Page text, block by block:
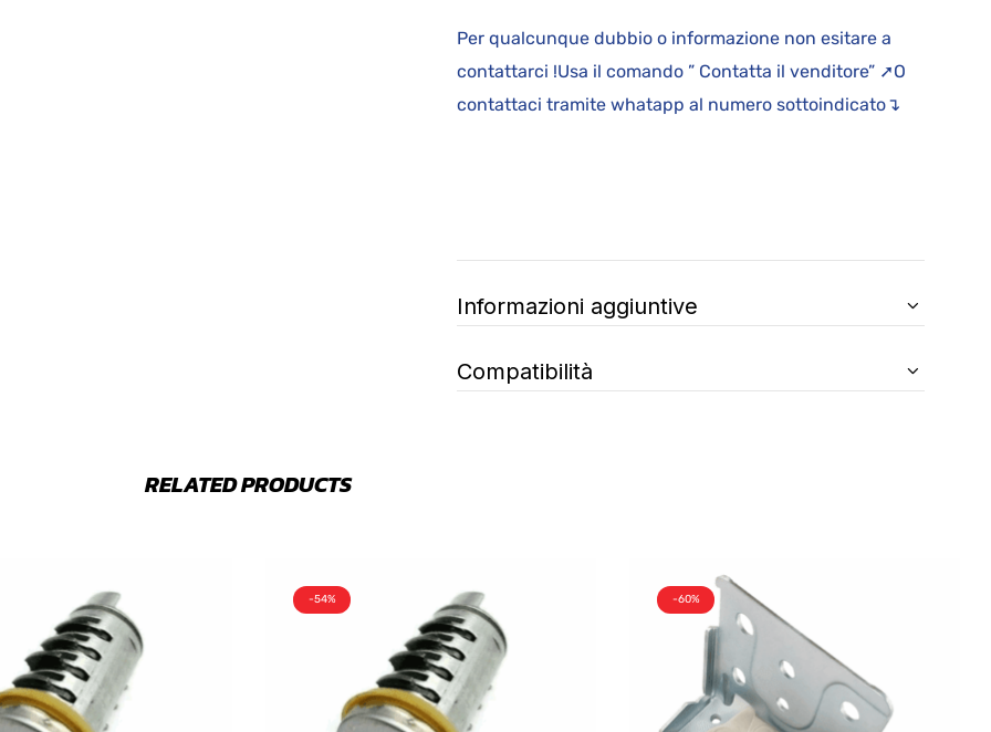
Per qualcunque dubbio o informazione non esitare a
contattarci !Usa il comando ” Contatta il venditore” ➚O
contattaci tramite whatapp al numero sottoindicato↴
Informazioni aggiuntive
Compatibilità
RELATED PRODUCTS
-54% -60%